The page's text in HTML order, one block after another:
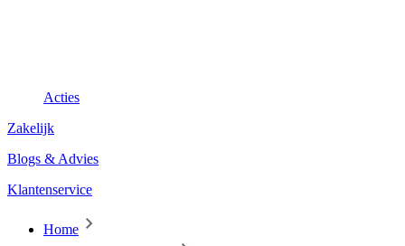
Acties
Zakelijk
Blogs & Advies
Klantenservice
Home